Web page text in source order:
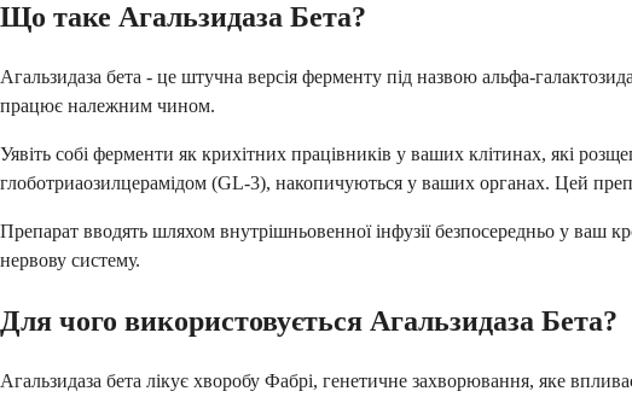
Що таке Агальзидаза Бета?
Агальзидаза бета - це штучна версія ферменту під назвою альфа-
працює належним чином.
Уявіть собі ферменти як крихітних працівників у ваших клітинах, які
глоботриаозилцерамідом (GL-3), накопичуються у ваших органах. Цей
Препарат вводять шляхом внутрішньовенної інфузії безпосередньо у ваш
нервову систему.
Для чого використовується Агальзидаза Бета?
Агальзидаза бета лікує хворобу Фабрі, генетичне захворювання, яке